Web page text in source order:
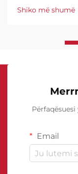
kërkojnë
veçanërisht në
Shiko më shumë
Email